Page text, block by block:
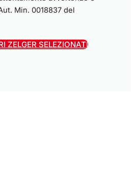
Min. 0018837 del
ZELGER SELEZIONATI